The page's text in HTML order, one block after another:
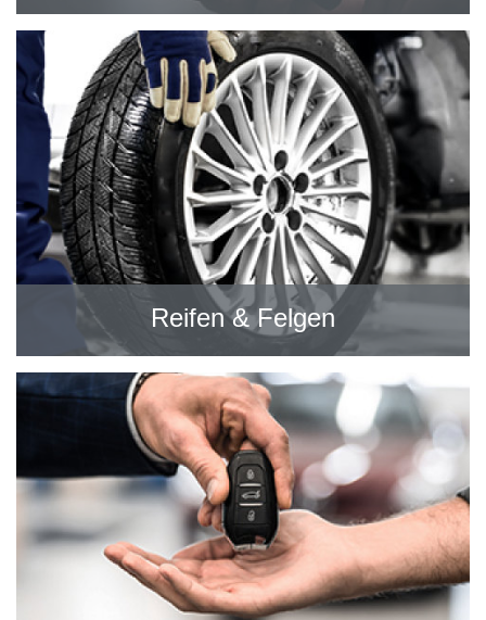
Reifen & Felgen